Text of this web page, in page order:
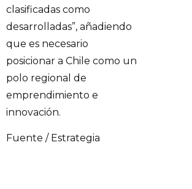
clasificadas como
desarrolladas”, añadiendo
que es necesario
posicionar a Chile como un
polo regional de
emprendimiento e
innovación.
Fuente / Estrategia